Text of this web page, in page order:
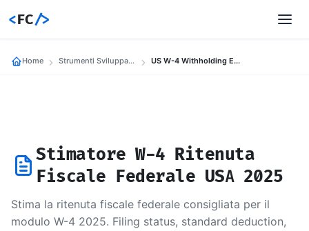
<FC/>
Home Strumenti Sviluppatori US W-4 Withholding Estimator 2025
Stimatore W-4 Ritenuta
Fiscale Federale USA 2025
Stima la ritenuta fiscale federale consigliata per il
modulo W-4 2025. Filing status, standard deduction,